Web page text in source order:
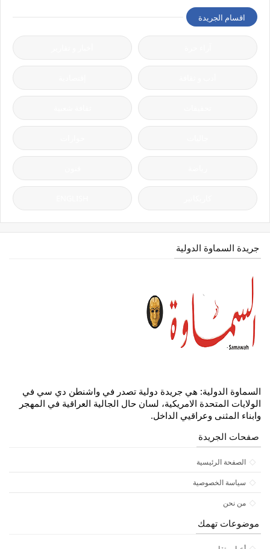
اقسام الجريدة
جريدة السماوة الدولية
السماوة الدولية: هي جريدة دولية تصدر في واشنطن دي سي في
الولايات المتحدة الامريكية، لسان حال الجالية العراقية في المهجر
وابناء المثنى وعراقيي الداخل.
صفحات الجريدة
الصفحة الرئيسية
سياسة الخصوصية
من نحن
موضوعات تهمك